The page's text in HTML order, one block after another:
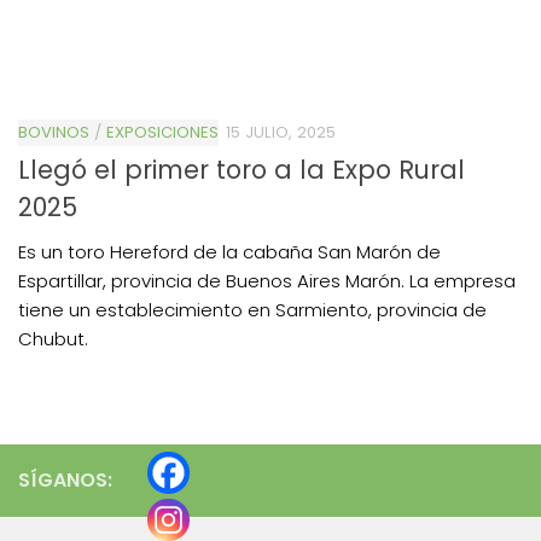
BOVINOS / EXPOSICIONES 15 JULIO, 2025
Llegó el primer toro a la Expo Rural
2025
Es un toro Hereford de la cabaña San Marón de
Espartillar, provincia de Buenos Aires Marón. La empresa
tiene un establecimiento en Sarmiento, provincia de
Chubut.
SÍGANOS: